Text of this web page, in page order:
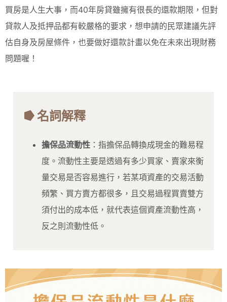
買房是人生大事，而40年房貸雖擁有很長的還款期限，但對
貸款人及抵押品都有較嚴格的要求，想申請的民眾建議先評
估自身及房屋條件，也要做好還款計畫以免在未來出現財務
問題喔！
⭓ 名詞解釋
擔保品流動性 ：指擔保品轉換成現金的難易程
度。流動性主要是透過有多少買家、賣家來衡
量交易是否容易進行，若某項資產的交易活動
頻繁、買方賣方都很多，且交易過程買賣雙方
須付出的成本低，就代表這個資產流動性高，
反之則流動性低。